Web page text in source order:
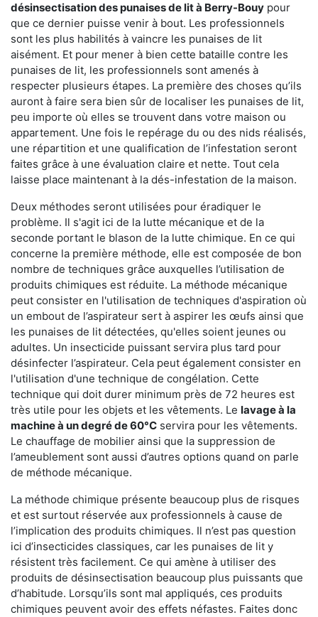
désinsectisation des punaises de lit à Berry-Bouy pour
que ce dernier puisse venir à bout. Les professionnels
sont les plus habilités à vaincre les punaises de lit
aisément. Et pour mener à bien cette bataille contre les
punaises de lit, les professionnels sont amenés à
respecter plusieurs étapes. La première des choses qu’ils
auront à faire sera bien sûr de localiser les punaises de lit,
peu importe où elles se trouvent dans votre maison ou
appartement. Une fois le repérage du ou des nids réalisés,
une répartition et une qualification de l’infestation seront
faites grâce à une évaluation claire et nette. Tout cela
laisse place maintenant à la dés-infestation de la maison.
Deux méthodes seront utilisées pour éradiquer le
problème. Il s'agit ici de la lutte mécanique et de la
seconde portant le blason de la lutte chimique. En ce qui
concerne la première méthode, elle est composée de bon
nombre de techniques grâce auxquelles l’utilisation de
produits chimiques est réduite. La méthode mécanique
peut consister en l'utilisation de techniques d'aspiration où
un embout de l’aspirateur sert à aspirer les œufs ainsi que
les punaises de lit détectées, qu'elles soient jeunes ou
adultes. Un insecticide puissant servira plus tard pour
désinfecter l’aspirateur. Cela peut également consister en
l'utilisation d'une technique de congélation. Cette
technique qui doit durer minimum près de 72 heures est
très utile pour les objets et les vêtements. Le lavage à la
machine à un degré de 60°C servira pour les vêtements.
Le chauffage de mobilier ainsi que la suppression de
l’ameublement sont aussi d’autres options quand on parle
de méthode mécanique.
La méthode chimique présente beaucoup plus de risques
et est surtout réservée aux professionnels à cause de
l’implication des produits chimiques. Il n’est pas question
ici d’insecticides classiques, car les punaises de lit y
résistent très facilement. Ce qui amène à utiliser des
produits de désinsectisation beaucoup plus puissants que
d’habitude. Lorsqu’ils sont mal appliqués, ces produits
chimiques peuvent avoir des effets néfastes. Faites donc